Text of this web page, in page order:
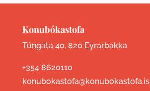
Konubókastofa
Túngata 40, 820 Eyrarbakka
+354 8620110
konubokastofa@konubokastofa.is